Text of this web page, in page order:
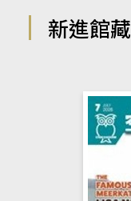
新進館藏